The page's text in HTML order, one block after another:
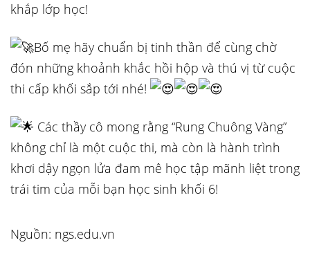
khắp lớp học!
Bố mẹ hãy chuẩn bị tinh thần để cùng chờ
đón những khoảnh khắc hồi hộp và thú vị từ cuộc
thi cấp khối sắp tới nhé!
Các thầy cô mong rằng “Rung Chuông Vàng”
không chỉ là một cuộc thi, mà còn là hành trình
khơi dậy ngọn lửa đam mê học tập mãnh liệt trong
trái tim của mỗi bạn học sinh khối 6!
Nguồn: ngs.edu.vn